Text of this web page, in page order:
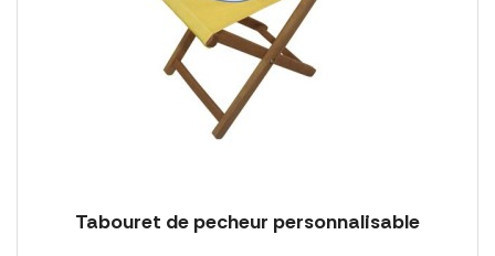
Tabouret de pecheur personnalisable